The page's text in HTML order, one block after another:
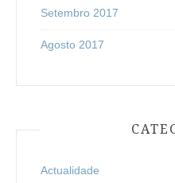
Setembro 2017
Agosto 2017
Actualidade